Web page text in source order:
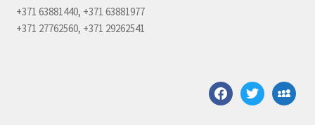
+371 63881440, +371 63881977
+371 27762560, +371 29262541
facebooktwittermyspace